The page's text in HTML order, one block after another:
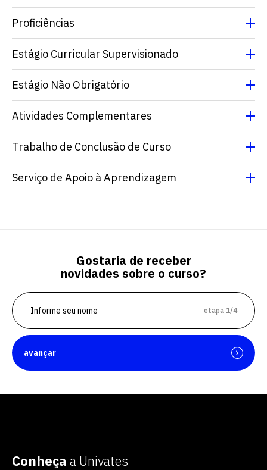
Proficiências
Estágio Curricular Supervisionado
Estágio Não Obrigatório
Atividades Complementares
Trabalho de Conclusão de Curso
Serviço de Apoio à Aprendizagem
Gostaria de receber
novidades sobre o curso?
etapa 1/4
avançar
Conheça a Univates
Escolha a vaga que você
quer concorrer:
vagas para início de curso